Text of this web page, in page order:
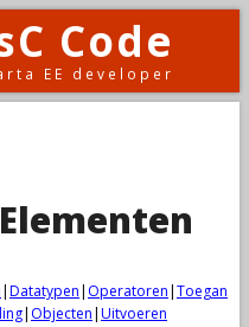
Code
EE developer
|Datatypen| Operatoren|Toegan
| Objecten|Uitvoeren